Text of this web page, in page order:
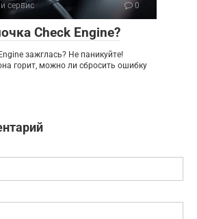
сервис 0
Check Engine?
зажглась? Не паникуйте!
горит, можно ли сбросить ошибку